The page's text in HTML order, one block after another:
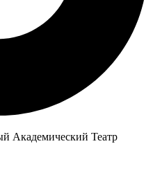
Академический Театр